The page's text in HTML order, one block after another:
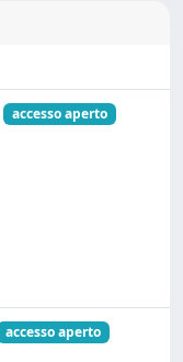
accesso aperto
accesso aperto